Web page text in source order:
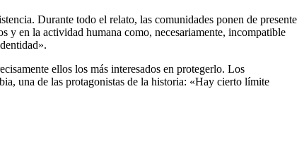
Durante todo el relato, las comunidades ponen de presente
y en la actividad humana como, necesariamente, incompatible
ellos los más interesados en protegerlo. Los
una de las protagonistas de la historia: «Hay cierto límite